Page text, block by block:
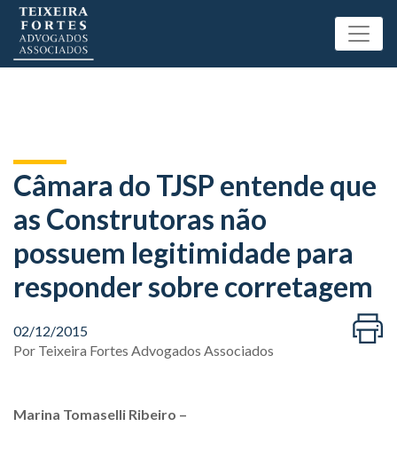
Câmara do TJSP entende que
as Construtoras não
possuem legitimidade para
responder sobre corretagem
02/12/2015
Por Teixeira Fortes Advogados Associados
Marina Tomaselli Ribeiro –